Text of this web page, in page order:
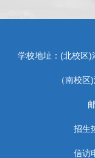
学校地址：(北校区)
（南校
招生
信访